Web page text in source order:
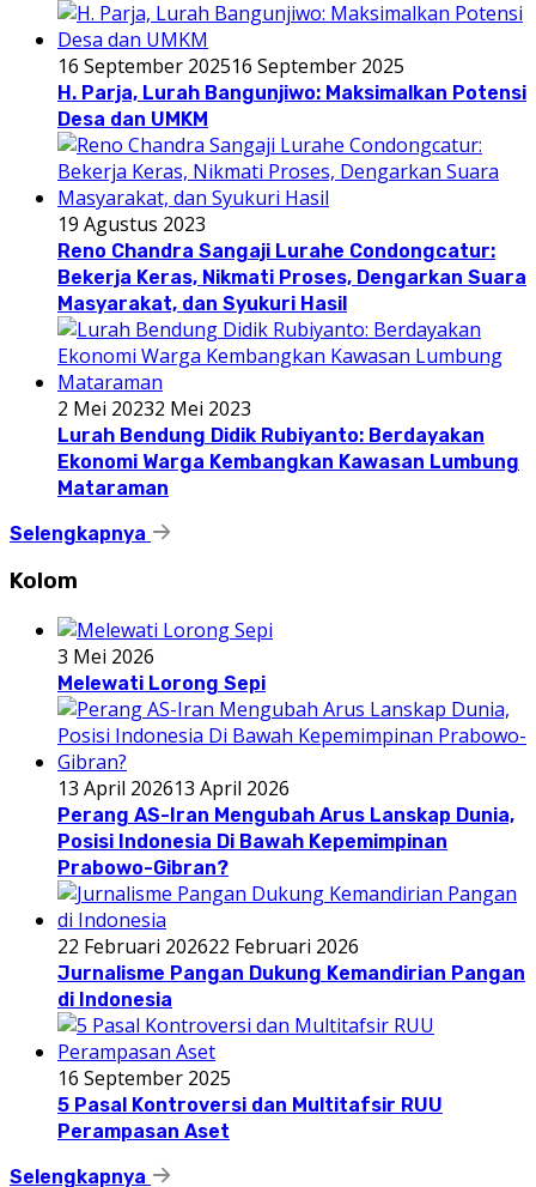
16 September 202516 September 2025
H. Parja, Lurah Bangunjiwo: Maksimalkan Potensi
Desa dan UMKM
19 Agustus 2023
Reno Chandra Sangaji Lurahe Condongcatur:
Bekerja Keras, Nikmati Proses, Dengarkan Suara
Masyarakat, dan Syukuri Hasil
2 Mei 20232 Mei 2023
Lurah Bendung Didik Rubiyanto: Berdayakan
Ekonomi Warga Kembangkan Kawasan Lumbung
Mataraman
Selengkapnya
Kolom
3 Mei 2026
Melewati Lorong Sepi
13 April 202613 April 2026
Perang AS-Iran Mengubah Arus Lanskap Dunia,
Posisi Indonesia Di Bawah Kepemimpinan
Prabowo-Gibran?
22 Februari 202622 Februari 2026
Jurnalisme Pangan Dukung Kemandirian Pangan
di Indonesia
16 September 2025
5 Pasal Kontroversi dan Multitafsir RUU
Perampasan Aset
Selengkapnya